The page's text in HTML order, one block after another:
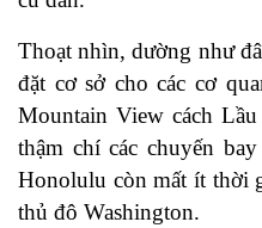
Thoạt nhìn, dường như
đặt cơ sở cho các cơ
Mountain View cách
thậm chí các chuyến
Honolulu còn mất ít thời
thủ đô Washington.